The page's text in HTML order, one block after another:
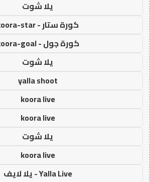
يلا شوت
كورة ستار - koora-star
كورة جول - koora-goal
يلا شوت
yalla shoot
koora live
koora live
يلا شوت
koora live
Yalla Live - يلا لايف